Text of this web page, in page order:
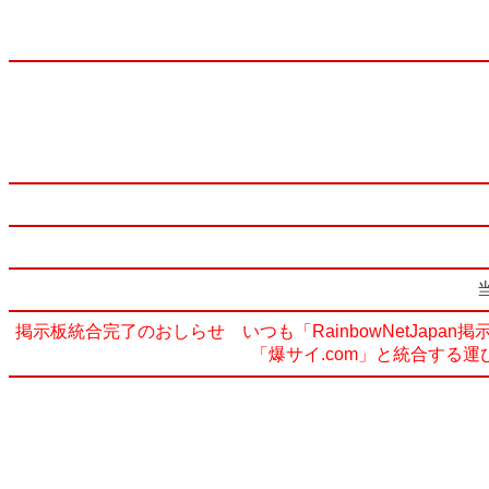
掲示板統合完了のおしらせ いつも「RainbowNetJapan掲
「爆サイ.com」と統合する